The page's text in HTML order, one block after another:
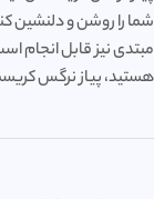
شما را روشن و دلنشین
مبتدی نیز قابل انجام
هستید، پیاز نرگس